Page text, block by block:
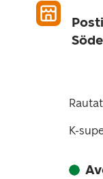
K-